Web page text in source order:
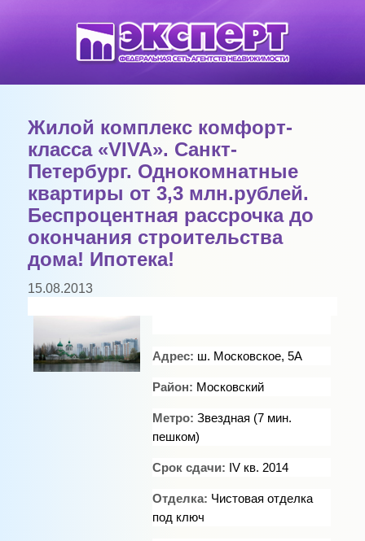
Жилой комплекс комфорт-
класса «VIVA». Санкт-
Петербург. Однокомнатные
квартиры от 3,3 млн.рублей.
Беспроцентная рассрочка до
окончания строительства
дома! Ипотека!
15.08.2013
Адрес: ш. Московское, 5А
Район: Московский
Метро: Звездная (7 мин.
пешком)
Срок сдачи: IV кв. 2014
Отделка: Чистовая отделка
под ключ